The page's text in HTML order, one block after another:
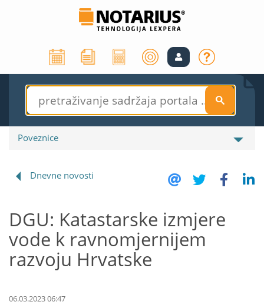
S
Poveznice
Dnevne novosti
DGU: Katastarske izmjere
vode k ravnomjernijem
razvoju Hrvatske
06.03.2023 06:47